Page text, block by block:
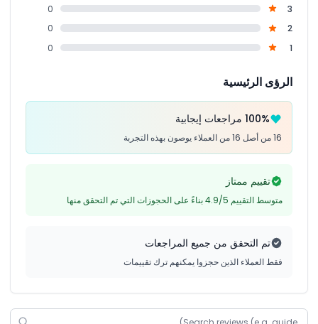
3
0
2
0
1
0
الرؤى الرئيسية
100% مراجعات إيجابية
16 من أصل 16 من العملاء يوصون بهذه التجربة
تقييم ممتاز
متوسط التقييم 4.9/5 بناءً على الحجوزات التي تم التحقق منها
تم التحقق من جميع المراجعات
فقط العملاء الذين حجزوا يمكنهم ترك تقييمات